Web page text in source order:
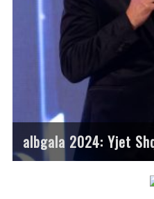
albgala 2024: Yjet